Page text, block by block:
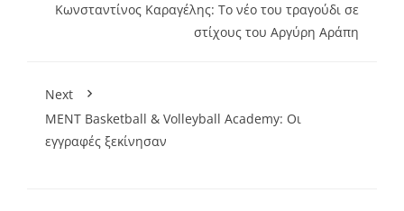
Κωνσταντίνος Καραγέλης: Το νέο του τραγούδι σε
στίχους του Αργύρη Αράπη
Next
ΜΕΝΤ Βasketball & Volleyball Academy: Οι
εγγραφές ξεκίνησαν